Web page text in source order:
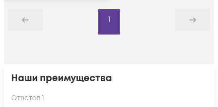
Назад
1
Дальше
Наши преимущества
Ответов:1